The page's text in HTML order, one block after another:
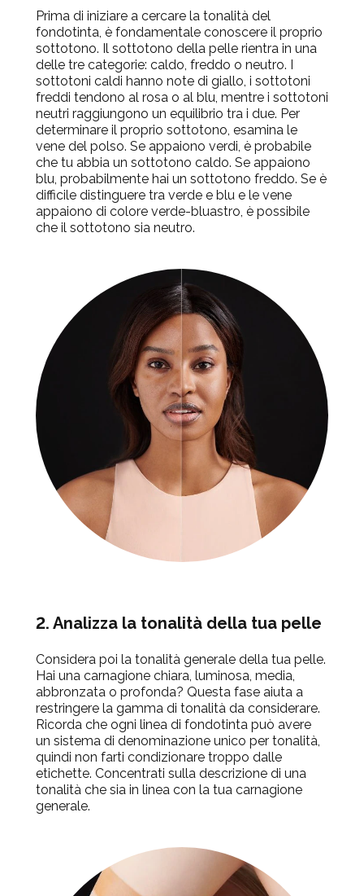
Prima di iniziare a cercare la tonalità del
fondotinta, è fondamentale conoscere il proprio
sottotono. Il sottotono della pelle rientra in una
delle tre categorie: caldo, freddo o neutro. I
sottotoni caldi hanno note di giallo, i sottotoni
freddi tendono al rosa o al blu, mentre i sottotoni
neutri raggiungono un equilibrio tra i due. Per
determinare il proprio sottotono, esamina le
vene del polso. Se appaiono verdi, è probabile
che tu abbia un sottotono caldo. Se appaiono
blu, probabilmente hai un sottotono freddo. Se è
difficile distinguere tra verde e blu e le vene
appaiono di colore verde-bluastro, è possibile
che il sottotono sia neutro.
2. Analizza la tonalità della tua pelle
Considera poi la tonalità generale della tua pelle.
Hai una carnagione chiara, luminosa, media,
abbronzata o profonda? Questa fase aiuta a
restringere la gamma di tonalità da considerare.
Ricorda che ogni linea di fondotinta può avere
un sistema di denominazione unico per tonalità,
quindi non farti condizionare troppo dalle
etichette. Concentrati sulla descrizione di una
tonalità che sia in linea con la tua carnagione
generale.